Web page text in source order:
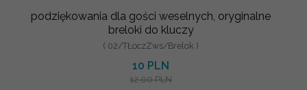
podziękowania dla gości weselnych, oryginalne
breloki do kluczy
( 02/TŁoczZws/Brelok )
10 PLN
12.00 PLN